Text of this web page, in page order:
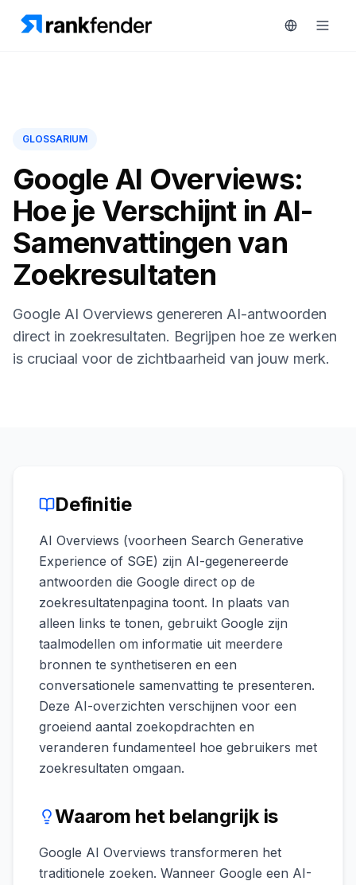
MONITOREN
RAIVE
Engine
Concurrentietracking
Content
Rapporten
Oplossingen
Bronnen
Gratis
tools
Demo
boeken
GLOSSARIUM
Google AI Overviews:
Hoe je Verschijnt in AI-
Samenvattingen van
Zoekresultaten
Google AI Overviews genereren AI-antwoorden
direct in zoekresultaten. Begrijpen hoe ze werken
is cruciaal voor de zichtbaarheid van jouw merk.
Definitie
AI Overviews (voorheen Search Generative
Experience of SGE) zijn AI-gegenereerde
antwoorden die Google direct op de
zoekresultatenpagina toont. In plaats van
alleen links te tonen, gebruikt Google zijn
taalmodellen om informatie uit meerdere
bronnen te synthetiseren en een
conversationele samenvatting te presenteren.
Deze AI-overzichten verschijnen voor een
groeiend aantal zoekopdrachten en
veranderen fundamenteel hoe gebruikers met
zoekresultaten omgaan.
Waarom het belangrijk is
Google AI Overviews transformeren het
traditionele zoeken. Wanneer Google een AI-